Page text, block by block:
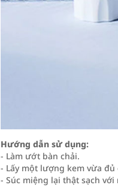
Hướng dẫn sử dụng:
- Làm ướt bàn chải.
- Lấy một lượng kem vừa
- Súc miệng lại thật sạch với